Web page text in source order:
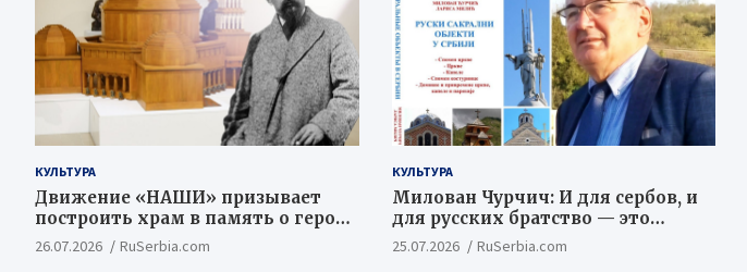
КУЛЬТУРА
Движение «НАШИ» призывает
построить храм в память о героях
Косовской Битвы
26.07.2026 RuSerbia.com
КУЛЬТУРА
Милован Чурчич: И для сербов, и
для русских братство — это
ценностный и цивилизационный
концепт
25.07.2026 RuSerbia.com